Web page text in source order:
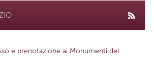
e prenotazione ai Monumenti del